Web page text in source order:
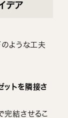
デア
ような工夫
ットを隣接さ
結させるこ